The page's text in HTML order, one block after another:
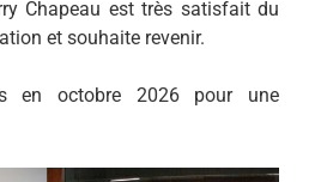
Chapeau est très satisfait du
et souhaite revenir.
en octobre 2026 pour une